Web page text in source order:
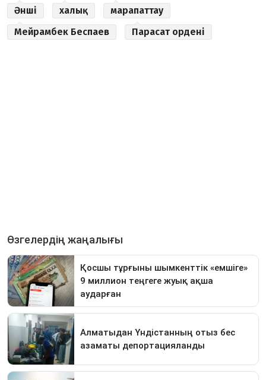
Әнші халық
марапаттау
Мейрамбек Беспаев
Парасат ордені